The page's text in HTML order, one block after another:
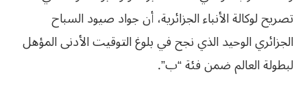
تصريح لوكالة الأنباء الجزائرية، أن جواد صيود السباح
الجزائري الوحيد الذي نجح في بلوغ التوقيت الأدنى المؤهل
لبطولة العالم ضمن فئة “ب”.